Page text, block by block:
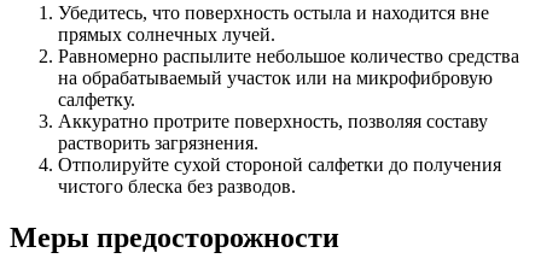
Убедитесь, что поверхность остыла и находится вне
прямых солнечных лучей.
Равномерно распылите небольшое количество средства
на обрабатываемый участок или на микрофибровую
салфетку.
Аккуратно протрите поверхность, позволяя составу
растворить загрязнения.
Отполируйте сухой стороной салфетки до получения
чистого блеска без разводов.
Меры предосторожности